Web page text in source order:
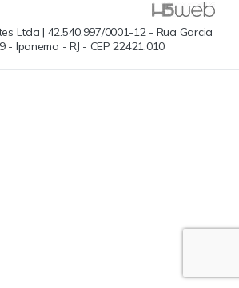
Ltda | 42.540.997/0001-12 - Rua Garcia
- Ipanema - RJ - CEP 22421.010